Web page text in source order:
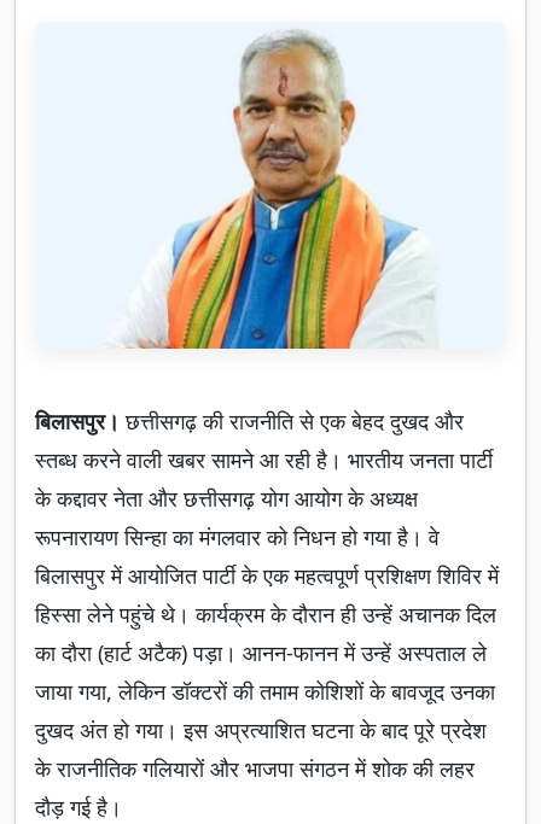
बिलासपुर। छत्तीसगढ़ की राजनीति से एक बेहद दुखद और
स्तब्ध करने वाली खबर सामने आ रही है। भारतीय जनता पार्टी
के कद्दावर नेता और छत्तीसगढ़ योग आयोग के अध्यक्ष
रूपनारायण सिन्हा का मंगलवार को निधन हो गया है। वे
बिलासपुर में आयोजित पार्टी के एक महत्वपूर्ण प्रशिक्षण शिविर में
हिस्सा लेने पहुंचे थे। कार्यक्रम के दौरान ही उन्हें अचानक दिल
का दौरा (हार्ट अटैक) पड़ा। आनन-फानन में उन्हें अस्पताल ले
जाया गया, लेकिन डॉक्टरों की तमाम कोशिशों के बावजूद उनका
दुखद अंत हो गया। इस अप्रत्याशित घटना के बाद पूरे प्रदेश
के राजनीतिक गलियारों और भाजपा संगठन में शोक की लहर
दौड़ गई है।